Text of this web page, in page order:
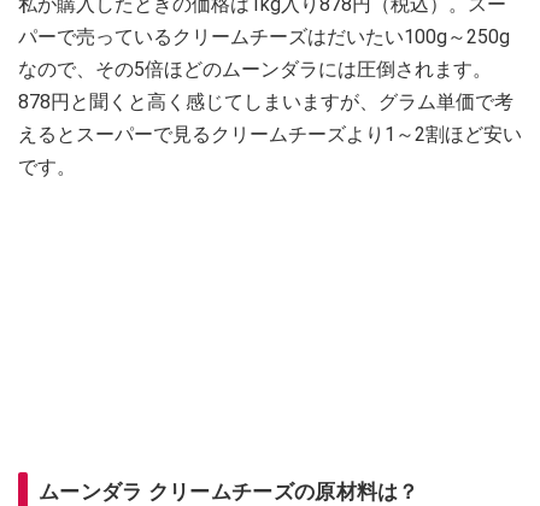
パーで売っているクリームチーズはだいたい100g～250g
なので、その5倍ほどのムーンダラには圧倒されます。
878円と聞くと高く感じてしまいますが、グラム単価で考
えるとスーパーで見るクリームチーズより1～2割ほど安い
です。
ムーンダラ クリームチーズの原材料は？